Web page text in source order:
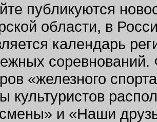
публикуются
области, в
календарь
соревнований.
«железного
культуристов
и «Наши